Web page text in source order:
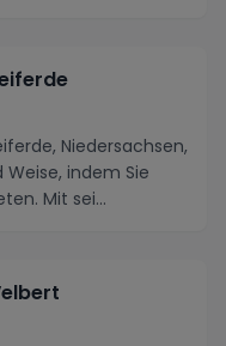
Niedersachsen,
indem Sie
Mit sei...